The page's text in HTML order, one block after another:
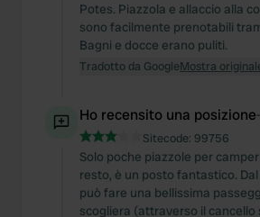
Potes. Piazzola e allaccio alla
sono facilmente prenotabili
Bagni e docce erano puliti.
Tradotto da GoogleMostra
Ho recensito una posizione
Sitecode: 99756
Solo poche piazzole per
resto, è un posto fantastico.
può fare una bellissima
scogliera (attraverso il cancello